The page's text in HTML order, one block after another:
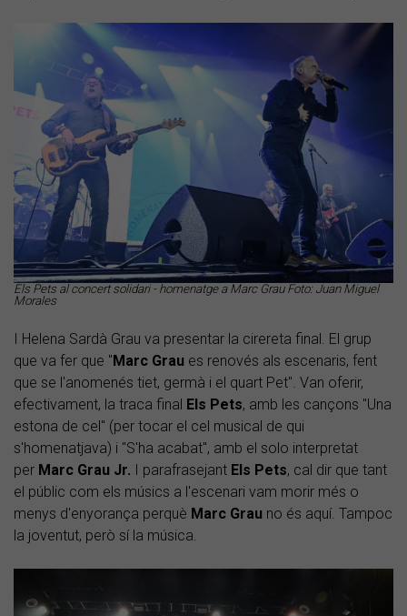
Els Pets al concert solidari - homenatge a Marc Grau Foto: Juan Miguel
Morales
I Helena Sardà Grau va presentar la cirereta final. El grup
que va fer que "Marc Grau es renovés als escenaris, fent
que se l'anomenés tiet, germà i el quart Pet". Van oferir,
efectivament, la traca final Els Pets, amb les cançons "Una
estona de cel" (per tocar el cel musical de qui
s'homenatjava) i "S'ha acabat", amb el solo interpretat
per Marc Grau Jr. I parafrasejant Els Pets, cal dir que tant
el públic com els músics a l'escenari vam morir més o
menys d'enyorança perquè Marc Grau no és aquí. Tampoc
la joventut, però sí la música.